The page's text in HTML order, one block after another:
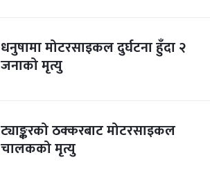
धनुषामा मोटरसाइकल दुर्घटना हुँदा २
जनाको मृत्यु
ट्याङ्करको ठक्करबाट मोटरसाइकल
चालकको मृत्यु